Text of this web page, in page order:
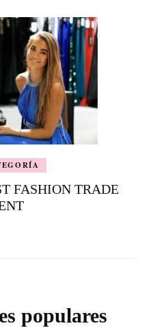
FASHION TRADE
populares